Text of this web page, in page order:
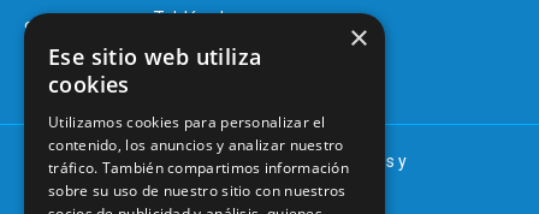
91 561 29 05
informacion@coem.org.es
Tablón de
© 2025 – COEM – Colegio Oficial de Odontólogos y
Estomatólogos de la I región
×
Ese sitio web utiliza
cookies
Utilizamos cookies para personalizar el
contenido, los anuncios y analizar nuestro
tráfico. También compartimos información
sobre su uso de nuestro sitio con nuestros